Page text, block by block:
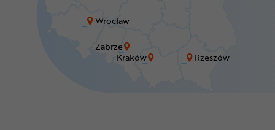
Kraków Rzeszów
Wrocław
Zabrze